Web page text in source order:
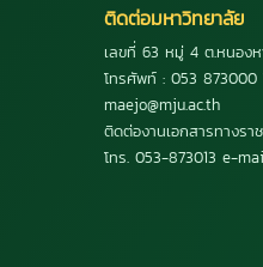
ติดต่อมหาวิทยาลัย
เลขที่ 63 หมู่ 4 ต.หนอง
โทรศัพท์ : 053 873000
maejo@mju.ac.th
ติดต่องานเอกสารทางรา
โทร. 053-873013 e-